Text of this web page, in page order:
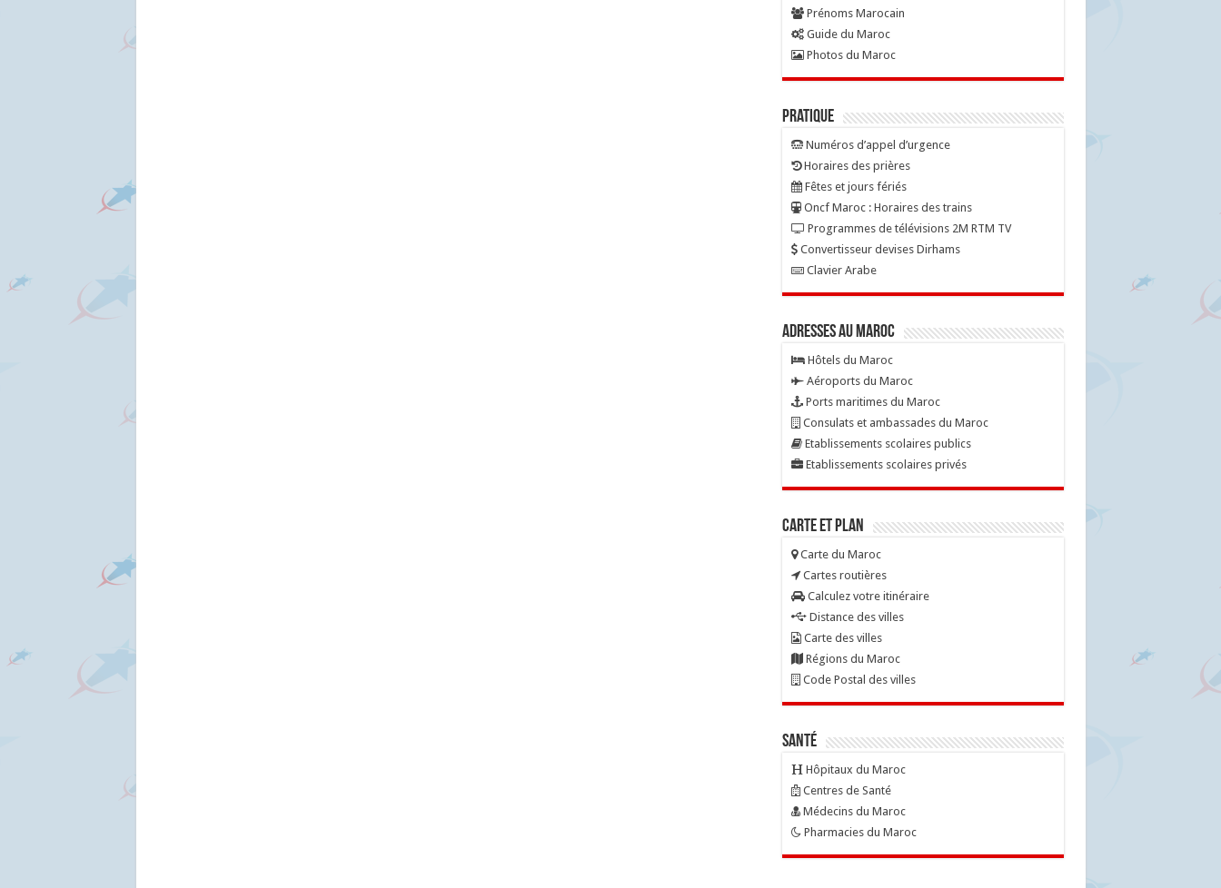
Prénoms Marocain
Guide du Maroc
Photos du Maroc
Pratique
Numéros d’appel d’urgence
Horaires des prières
Fêtes et jours fériés
Oncf Maroc : Horaires des trains
Programmes de télévisions 2M RTM TV
Convertisseur devises Dirhams
Clavier Arabe
Adresses au Maroc
Hôtels du Maroc
Aéroports du Maroc
Ports maritimes du Maroc
Consulats et ambassades du Maroc
Etablissements scolaires publics
Etablissements scolaires privés
Carte et Plan
Carte du Maroc
Cartes routières
Calculez votre itinéraire
Distance des villes
Carte des villes
Régions du Maroc
Code Postal des villes
Santé
Hôpitaux du Maroc
Centres de Santé
Médecins du Maroc
Pharmacies du Maroc